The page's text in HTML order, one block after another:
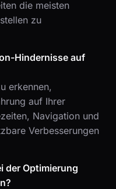
die meisten
zu
Hindernisse auf
erkennen,
auf Ihrer
Navigation und
Verbesserungen
der Optimierung